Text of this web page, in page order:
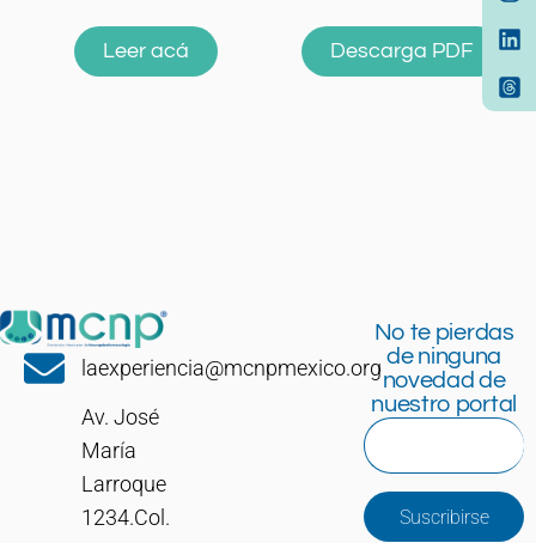
Leer acá Descarga PDF
laexperiencia@mcnpmexico.org
Av. José
María
Larroque
1234.Col.
No te pierdas
de ninguna
novedad de
nuestro portal
Suscribirse